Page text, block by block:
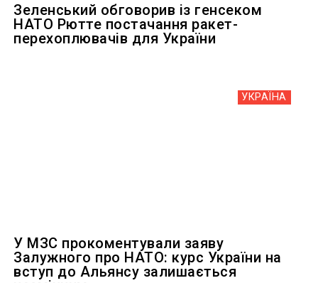
Зеленський обговорив із генсеком
НАТО Рютте постачання ракет-
перехоплювачів для України
УКРАЇНА
У МЗС прокоментували заяву
Залужного про НАТО: курс України на
вступ до Альянсу залишається